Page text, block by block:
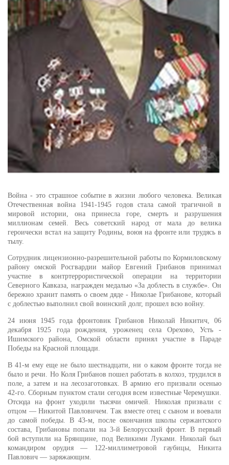
Война - это страшное событие в жизни любого человека. Великая
Отечественная война 1941-1945 годов стала самой трагичной в
мировой истории, она принесла горе, смерть и разрушения
миллионам семей. Весь советский народ от мала до велика
героически встал на защиту Родины, воюя на фронте или трудясь в
тылу.
Сотрудник лицензионно-разрешительной работы по Кормиловскому
району омской Росгвардии майор Евгений Грибанов принимал
участие в контртеррористической операции на территории
Северного Кавказа, награжден медалью «За доблесть в службе». Он
бережно хранит память о своем дяде - Николае Грибанове, который
с доблестью выполнил свой воинский долг, прошел всю войну.
24 июня 1945 года фронтовик Грибанов Николай Никитич, 06
декабря 1925 года рождения, уроженец села Орехово, Усть -
Ишимского района, Омской области принял участие в Параде
Победы на Красной площади.
В 41-м ему еще не было шестнадцати, ни о каком фронте тогда не
было и речи. Но Коля Грибанов пошел работать в колхоз, трудился в
поле, а затем и на лесозаготовках. В армию его призвали осенью
42-го. Сборным пунктом стали сегодня всем известные Черемушки.
Отсюда на фронт уходили тысячи омичей. Николая призвали с
отцом — Никитой Павловичем. Так вместе отец с сыном и воевали
до самой победы. В 43-м, после окончания школы сержантского
состава, Грибановы попали на 3-й Белорусский фронт. В первый
бой вступили на Брянщине, под Великими Луками. Николай был
командиром орудия — 122-миллиметровой гаубицы, Никита
Павлович — заряжающим.